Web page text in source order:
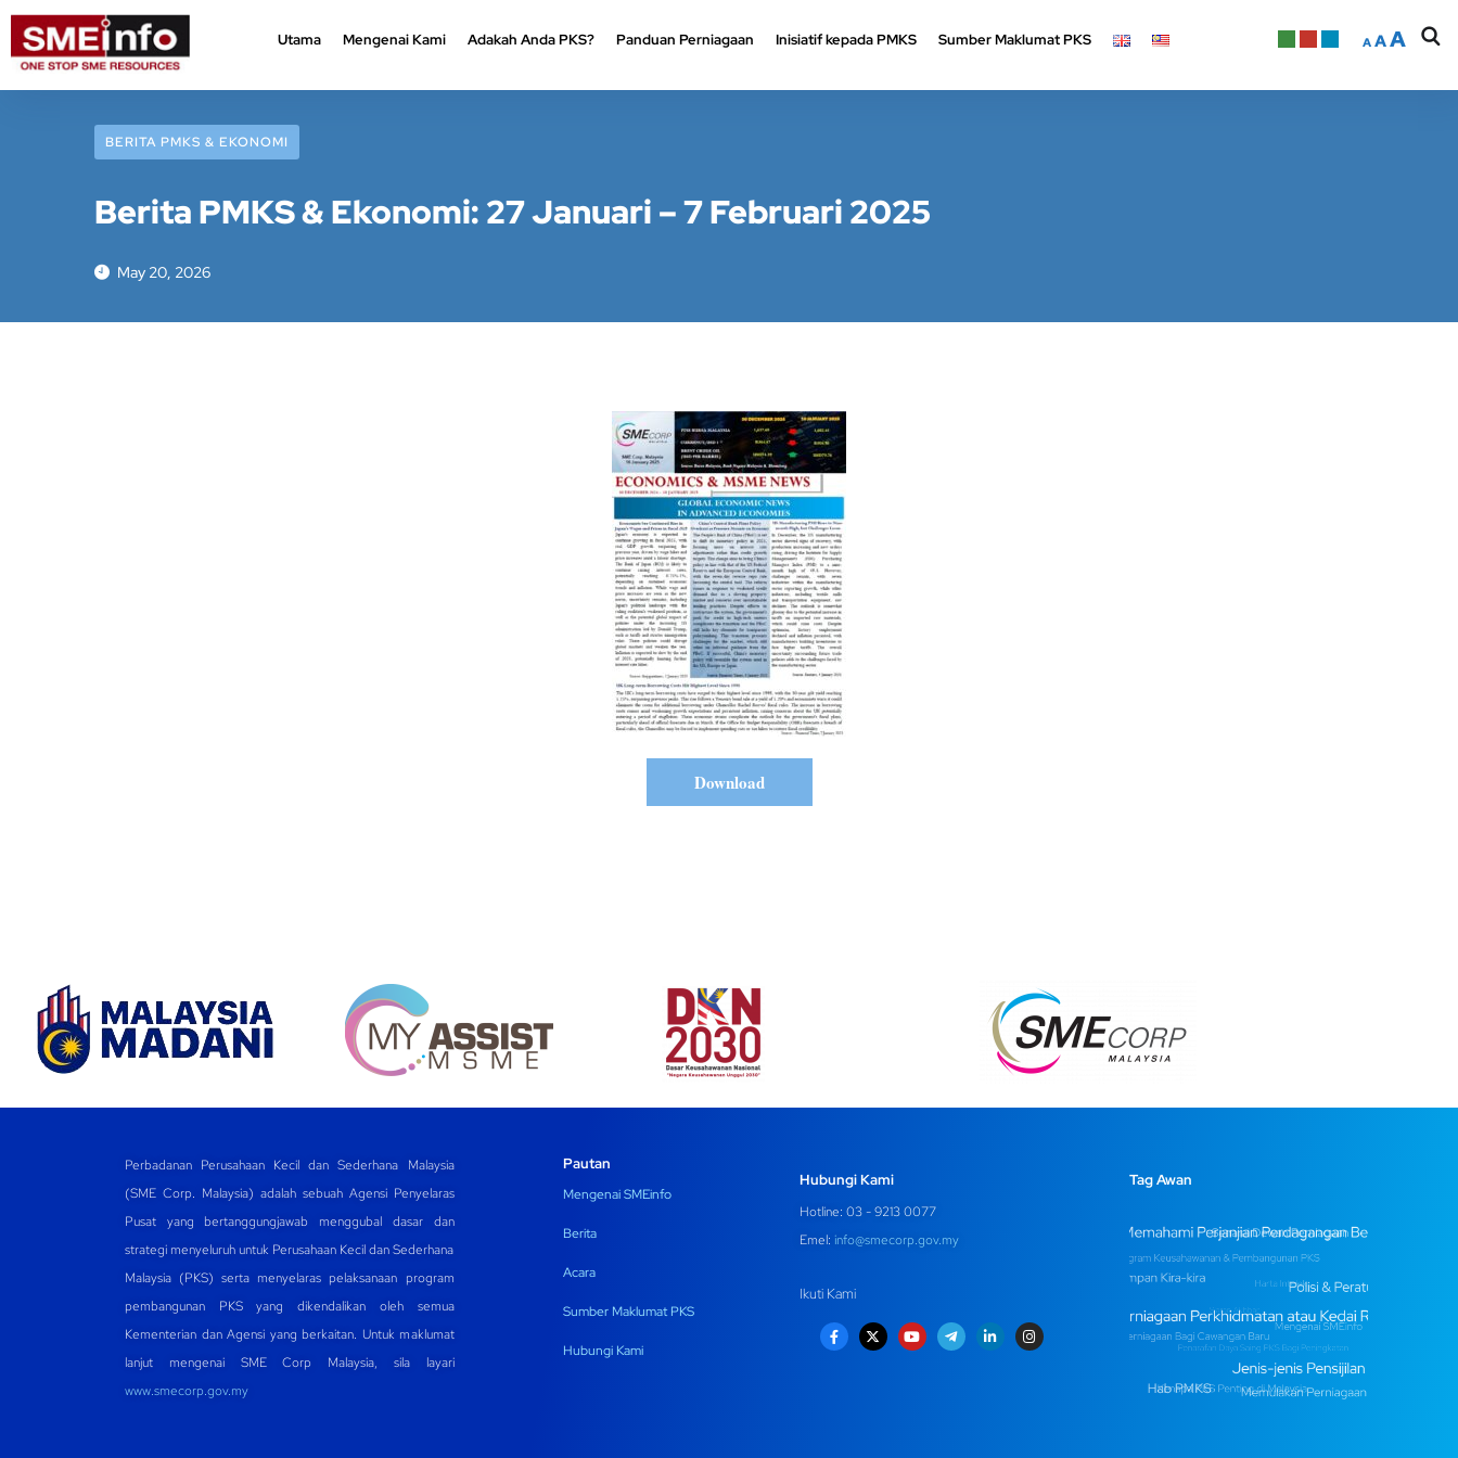
Utama Mengenai Kami Adakah Anda PKS? Panduan Perniagaan Inisiatif kepada PMKS Sumber Maklumat PKS A AA
BERITA PMKS & EKONOMI
Berita PMKS & Ekonomi: 27 Januari – 7 Februari 2025
May 20, 2026
Download
Perbadanan Perusahaan Kecil dan Sederhana Malaysia
(SME Corp. Malaysia) adalah sebuah Agensi Penyelaras
Pusat yang bertanggungjawab menggubal dasar dan
strategi menyeluruh untuk Perusahaan Kecil dan Sederhana
Malaysia (PKS) serta menyelaras pelaksanaan program
pembangunan PKS yang dikendalikan oleh semua
Kementerian dan Agensi yang berkaitan. Untuk maklumat
lanjut mengenai SME Corp Malaysia, sila layari
www.smecorp.gov.my
Pautan
Mengenai SMEinfo
Berita
Acara
Sumber Maklumat PKS
Hubungi Kami
Hubungi Kami
Hotline: 03 - 9213 0077
Emel: info@smecorp.gov.my
Ikuti Kami
Tag Awan